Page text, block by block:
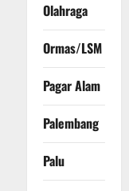
Olahraga
Ormas/LSM
Pagar Alam
Palembang
Palu